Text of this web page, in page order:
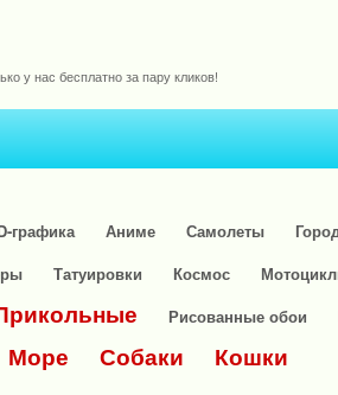
у нас бесплатно за пару кликов!
графика Аниме Самолеты
Татуировки Космос
Рисованные обои
Море Собаки Кошки